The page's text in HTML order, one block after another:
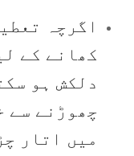
اگرچہ
کھانے کے
دلکش ہو
چھوڑنے سے
میں اتار